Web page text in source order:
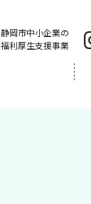
静岡市中小企業の
福利厚生支援事業